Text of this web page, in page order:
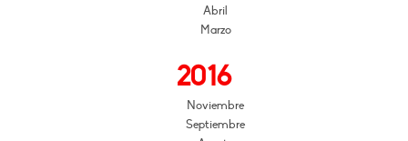
Abril
Marzo
2016
Noviembre
Septiembre